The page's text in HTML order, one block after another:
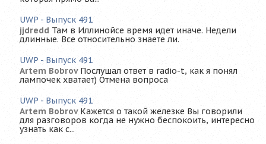
UWP - Выпуск 491
jjdredd Там в Иллинойсе время идет иначе. Недели
длинные. Все относительно знаете ли.
UWP - Выпуск 491
Artem Bobrov Послушал ответ в radio-t, как я понял
лампочек хватает) Отмена вопроса
UWP - Выпуск 491
Artem Bobrov Кажется о такой железке Вы говорили
для разговоров когда не нужно беспокоить, интересно
узнать как с...